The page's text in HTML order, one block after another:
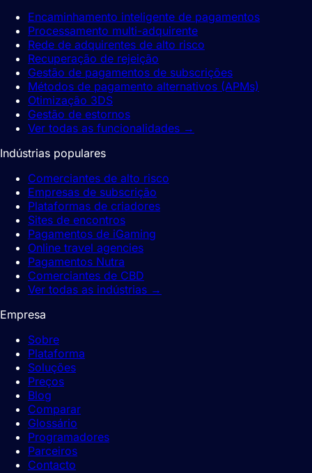
Encaminhamento inteligente de pagamentos
Processamento multi-adquirente
Rede de adquirentes de alto risco
Recuperação de rejeição
Gestão de pagamentos de subscrições
Métodos de pagamento alternativos (APMs)
Otimização 3DS
Gestão de estornos
Ver todas as funcionalidades →
Indústrias populares
Comerciantes de alto risco
Empresas de subscrição
Plataformas de criadores
Sites de encontros
Pagamentos de iGaming
Online travel agencies
Pagamentos Nutra
Comerciantes de CBD
Ver todas as indústrias →
Empresa
Sobre
Plataforma
Soluções
Preços
Blog
Comparar
Glossário
Programadores
Parceiros
Contacto